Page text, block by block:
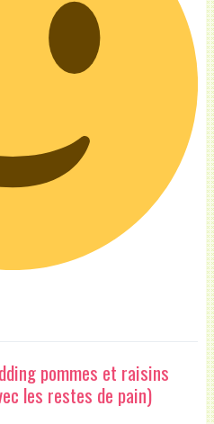
pommes et raisins
les restes de pain)